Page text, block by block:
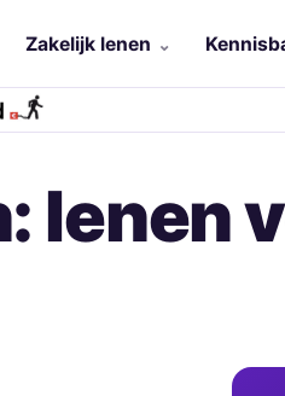
Zakelijk lenen
lenen